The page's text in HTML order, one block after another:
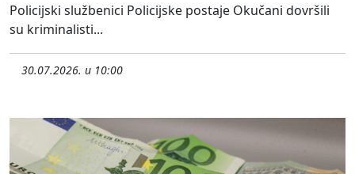
Policijski službenici Policijske postaje Okučani dovršili
su kriminalisti...
30.07.2026. u 10:00